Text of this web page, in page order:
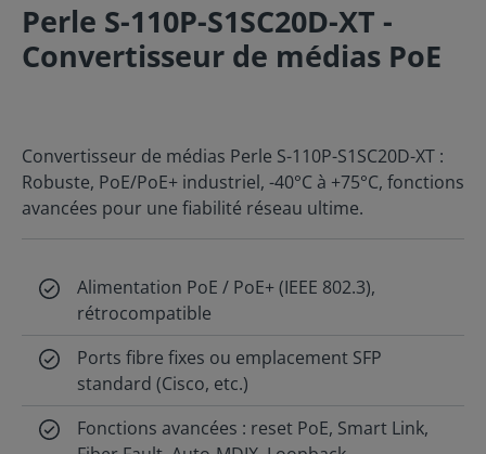
Perle S-110P-S1SC20D-XT -
Convertisseur de médias PoE
Convertisseur de médias Perle S-110P-S1SC20D-XT :
Robuste, PoE/PoE+ industriel, -40°C à +75°C, fonctions
avancées pour une fiabilité réseau ultime.
Alimentation PoE / PoE+ (IEEE 802.3),
rétrocompatible
Ports fibre fixes ou emplacement SFP
standard (Cisco, etc.)
Fonctions avancées : reset PoE, Smart Link,